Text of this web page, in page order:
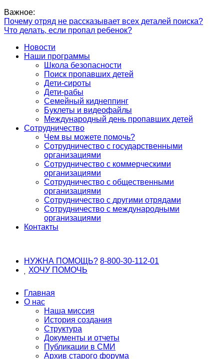
Важное:
Почему отряд не рассказывает всех деталей поиска?
Что делать, если пропал ребенок?
Новости
Наши программы
Школа безопасности
Поиск пропавших детей
Дети-сироты
Дети-рабы
Семейный киднеппинг
Буклеты и видеофайлы
Международный день пропавших детей
Сотрудничество
Чем вы можете помочь?
Сотрудничество с государственными
организациями
Сотрудничество с коммерческими
организациями
Сотрудничество с общественными
организациями
Сотрудничество с другими отрядами
Сотрудничество с международными
организациями
Контакты
НУЖНА ПОМОЩЬ? 8-800-30-112-01
ХОЧУ ПОМОЧЬ
Главная
О нас
Наша миссия
История создания
Структура
Документы и отчеты
Публикации в СМИ
Архив старого форума